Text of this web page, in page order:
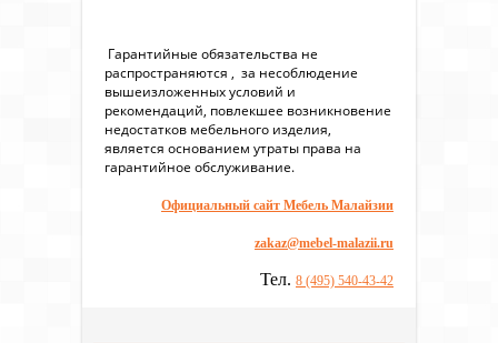
Гарантийные обязательства не
распространяются , за несоблюдение
вышеизложенных условий и
рекомендаций, повлекшее возникновение
недостатков мебельного изделия,
является основанием утраты права на
гарантийное обслуживание.
Официальный сайт Мебель Малайзии
zakaz@mebel-malazii.ru
Тел. 8 (495) 540-43-42